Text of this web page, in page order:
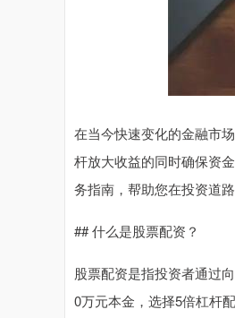
在当今快速变化的金融市
杆放大收益的同时确保资
务指南，帮助您在投资道路
## 什么是股票配资？
股票配资是指投资者通过
0万元本金，选择5倍杠杆